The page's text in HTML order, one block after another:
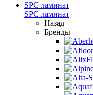
SPC ламинат
SPC ламинат
Назад
Бренды